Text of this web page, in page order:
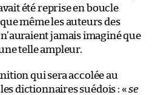
été reprise en boucle
même les auteurs des
jamais imaginé que
telle ampleur.
qui sera accolée au
dictionnaires suédois : «se